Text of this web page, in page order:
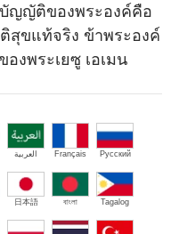
ญญัติของพระองค์คือ
สุขแท้จริง ข้าพระองค์
งพระเยซู เอเมน
العربية Français Русский
日本語 বাংলা Tagalog